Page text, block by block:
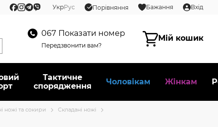
УкрРус Порівняння Бажання Вхід
067 Показати номер
Передзвонити вам?
Мій кошик
Тактичне
спорядження
Чоловікам Жінкам
ножі та сокири
Складані ножі